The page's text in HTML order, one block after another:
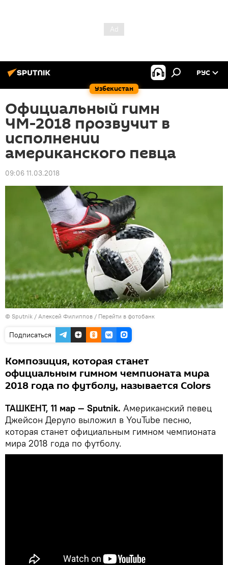
Узбекистан
РУС
Официальный гимн
ЧМ-2018 прозвучит в
исполнении
американского певца
09:06 11.03.2018
© Sputnik / Алексей Филиппов / Перейти в фотобанк
Подписаться
Композиция, которая станет
официальным гимном чемпионата мира
2018 года по футболу, называется Colors
ТАШКЕНТ, 11 мар — Sputnik. Американский певец
Джейсон Деруло выложил в YouTube песню,
которая станет официальным гимном чемпионата
мира 2018 года по футболу.